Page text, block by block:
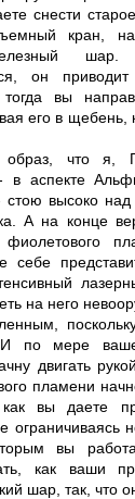
снести
кран,
он
вы
его в щебень,
что я,
в аспекте
стою высоко
А на конце
фиолетового
себе
на него
по мере
двигать
пламени
вы даете
ограничиваясь
вы
как ваши
шар, так, что